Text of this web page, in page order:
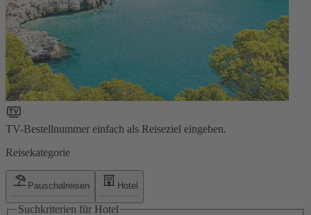
TV-Bestellnummer einfach als Reiseziel eingeben.
Reisekategorie
Pauschalreisen Hotel
Suchkriterien für Hotel